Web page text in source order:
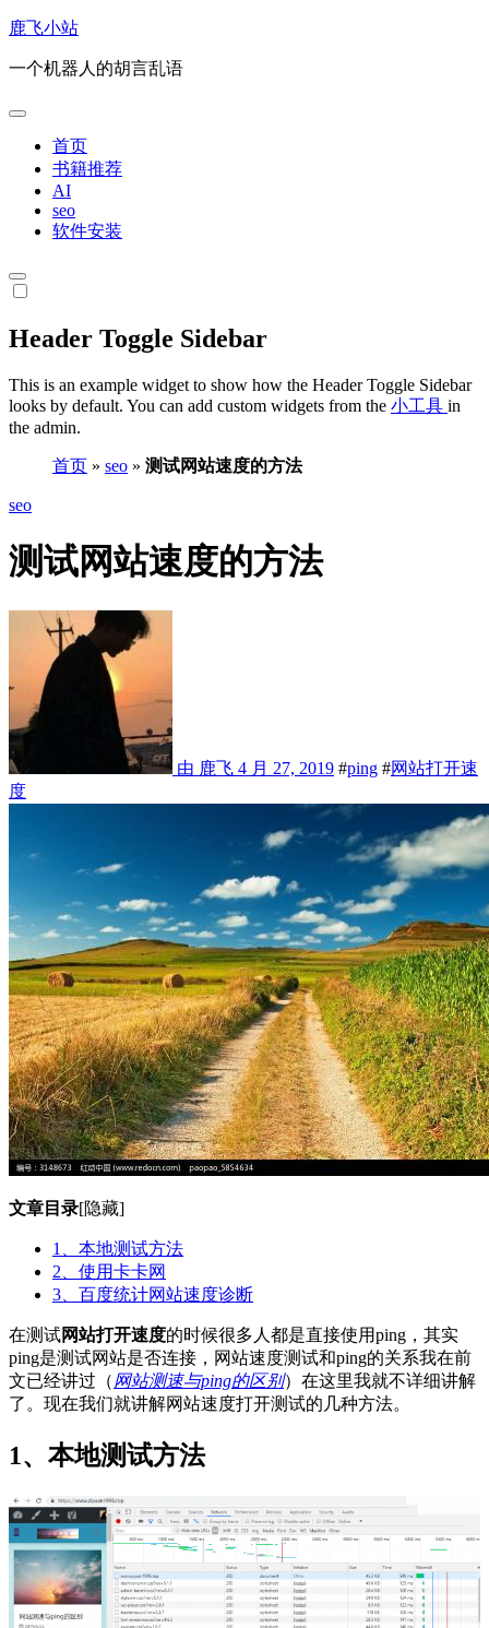
跳
到
容
鹿飞小站
一个机器人的胡言乱语
首页
书籍推荐
AI
seo
软件安装
Header Toggle Sidebar
This is an example widget to show how the Header Toggle Sidebar
looks by default. You can add custom widgets from the 小工具 in
the admin.
首页 » seo » 测试网站速度的方法
seo
测试网站速度的方法
由 鹿飞 4 月 27, 2019 #ping #网站打开速
度
文章目录[隐藏]
1、本地测试方法
2、使用卡卡网
3、百度统计网站速度诊断
在测试网站打开速度的时候很多人都是直接使用ping，其实
ping是测试网站是否连接，网站速度测试和ping的关系我在前
文已经讲过（网站测速与ping的区别）在这里我就不详细讲解
了。现在我们就讲解网站速度打开测试的几种方法。
1、本地测试方法